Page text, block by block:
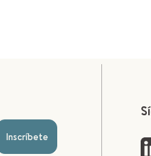
Inscríbete